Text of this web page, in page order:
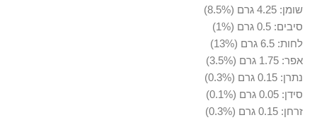
שומן: 4.25 גרם (8.5%)
סיבים: 0.5 גרם (1%)
לחות: 6.5 גרם (13%)
אפר: 1.75 גרם (3.5%)
נתרן: 0.15 גרם (0.3%)
סידן: 0.05 גרם (0.1%)
זרחן: 0.15 גרם (0.3%)